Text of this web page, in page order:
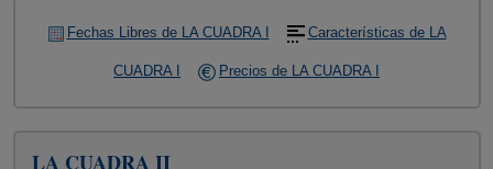
Fechas Libres de LA CUADRA I Características de LA
CUADRA I Precios de LA CUADRA I
LA CUADRA II